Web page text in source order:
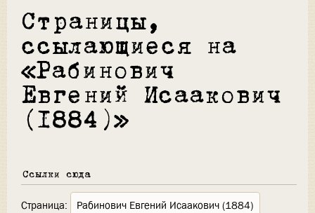
Страницы,
ссылающиеся на
«Рабинович
Евгений Исаакович
(1884)»
Ссылки сюда
Страница: